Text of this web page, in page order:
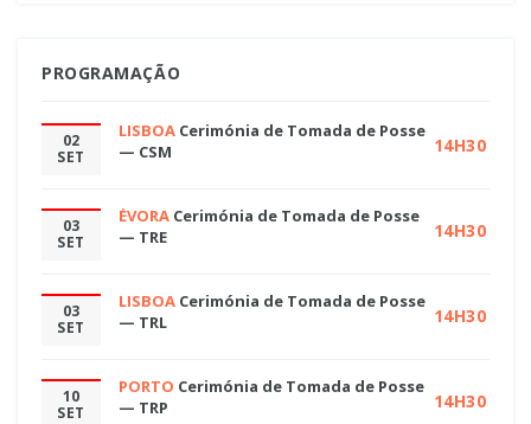
PROGRAMAÇÃO
02
SET
LISBOA Cerimónia de Tomada de Posse
— CSM
14H30
03
SET
ÉVORA Cerimónia de Tomada de Posse
— TRE
14H30
03
SET
LISBOA Cerimónia de Tomada de Posse
— TRL
14H30
10
SET
PORTO Cerimónia de Tomada de Posse
— TRP
14H30